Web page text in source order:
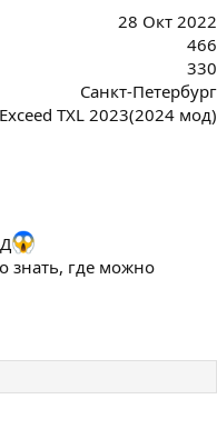
28 Окт 2022
466
330
Санкт-Петербург
Exceed TXL 2023(2024 мод)
знать, где можно